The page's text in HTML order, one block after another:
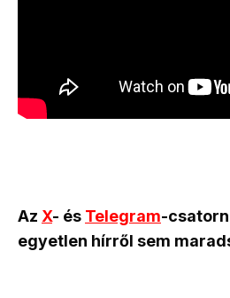
Az X- és Telegram-
egyetlen hírről sem